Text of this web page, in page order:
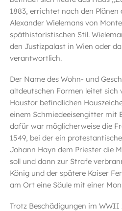
1883, errichtet nach den Plänen
Alexander Wielemans von
späthistoristischen Stil.
den Justizpalast in Wien oder
verantwortlich.
Der Name des Wohn- und
altdeutschen Formen leitet sich
Haustor befindlichen
einem Schmiedeeisengitter mit
dafür war möglicherweise die
1549, bei der ein
Johann Hayn dem Priester die
soll und dann zur Strafe
König und der spätere Kaiser
am Ort eine Säule mit einer
Trotz Beschädigungen im WWII